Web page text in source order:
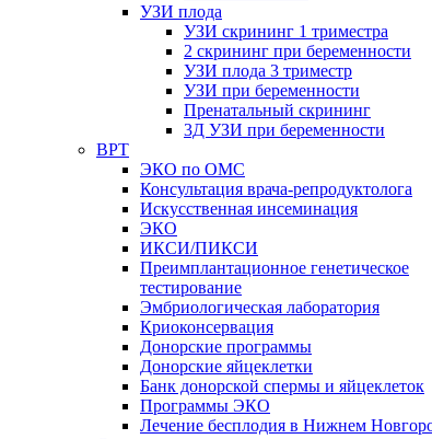
УЗИ плода
УЗИ скрининг 1 триместра
2 скрининг при беременности
УЗИ плода 3 триместр
УЗИ при беременности
Пренатальный скрининг
3Д УЗИ при беременности
ВРТ
ЭКО по ОМС
Консультация врача-репродуктолога
Искусственная инсеминация
ЭКО
ИКСИ/ПИКСИ
Преимплантационное генетическое
тестирование
Эмбриологическая лаборатория
Криоконсервация
Донорские программы
Донорские яйцеклетки
Банк донорской спермы и яйцеклеток
Программы ЭКО
Лечение бесплодия в Нижнем